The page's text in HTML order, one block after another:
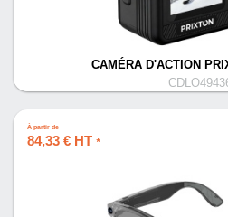
CAMÉRA D'ACTION
À partir de
84,33 € HT *